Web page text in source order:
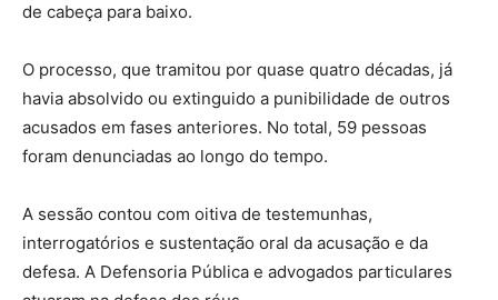
de cabeça para baixo.
O processo, que tramitou por quase quatro décadas, já
havia absolvido ou extinguido a punibilidade de outros
acusados em fases anteriores. No total, 59 pessoas
foram denunciadas ao longo do tempo.
A sessão contou com oitiva de testemunhas,
interrogatórios e sustentação oral da acusação e da
defesa. A Defensoria Pública e advogados particulares